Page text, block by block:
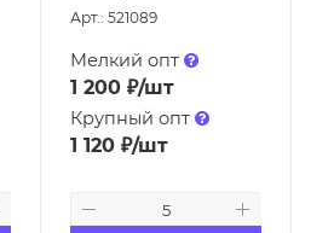
Арт.: 521089
Мелкий опт
1 200₽/шт
Крупный опт
1 120₽/шт